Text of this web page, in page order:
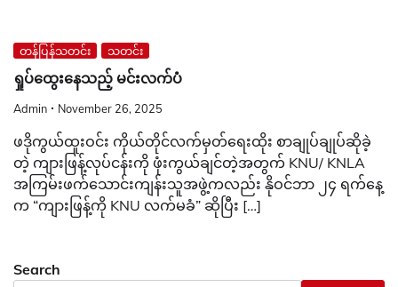
တန်ပြန်သတင်း သတင်း
ရှုပ်ထွေးနေသည့် မင်းလက်ပံ
Admin November 26, 2025
ဖဒိုကွယ်ထူးဝင်း ကိုယ်တိုင်လက်မှတ်ရေးထိုး စာချုပ်ချုပ်ဆိုခဲ့
တဲ့ ကျားဖြန့်လုပ်ငန်းကို ဖုံးကွယ်ချင်တဲ့အတွက် KNU/ KNLA
အကြမ်းဖက်သောင်းကျန်းသူအဖွဲ့ကလည်း နိုဝင်ဘာ ၂၄ ရက်နေ့
က “ကျားဖြန့်ကို KNU လက်မခံ” ဆိုပြီး […]
Search